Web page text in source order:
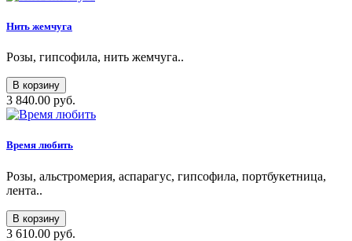
Нить жемчуга
Розы, гипсофила, нить жемчуга..
В корзину
3 840.00 руб.
Время любить
Розы, альстромерия, аспарагус, гипсофила, портбукетница,
лента..
В корзину
3 610.00 руб.